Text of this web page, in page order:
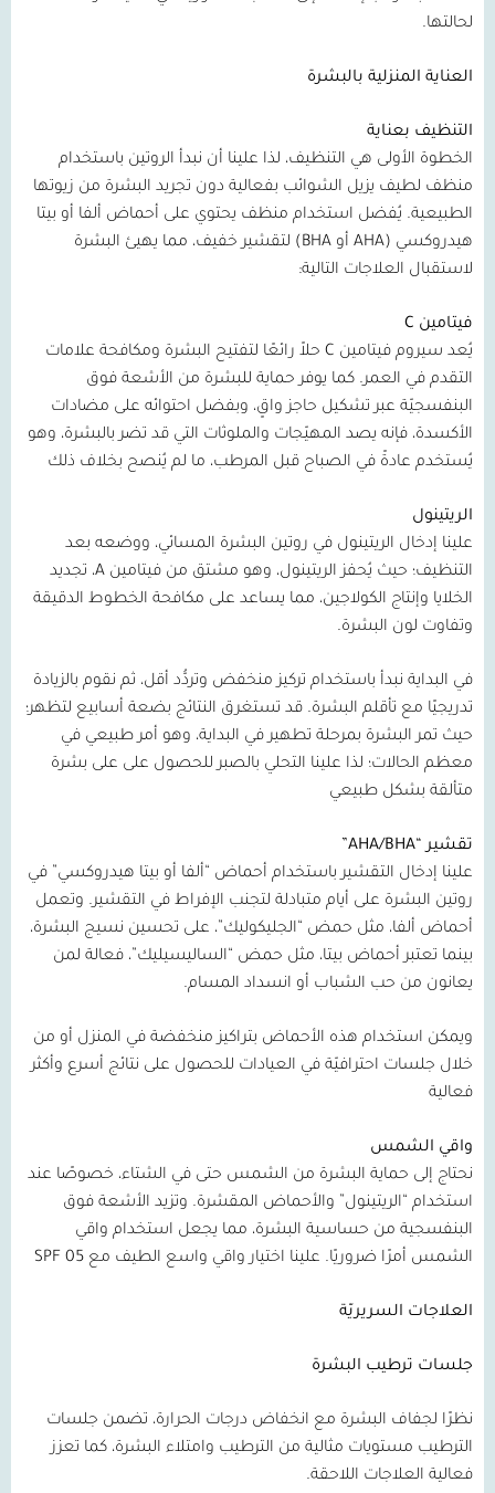
لحالتها.
العناية المنزلية بالبشرة
التنظيف بعناية
الخطوة الأولى هي التنظيف، لذا علينا أن نبدأ الروتين باستخدام
منظف لطيف يزيل الشوائب بفعالية دون تجريد البشرة من زيوتها
الطبيعية. يُفضل استخدام منظف يحتوي على أحماض ألفا أو بيتا
هيدروكسي (AHA أو BHA)
لتقشير خفيف، مما يهيئ البشرة
لاستقبال العلاجات التالية:
فيتامين C
يُعد سيروم فيتامين C حلاً رائعًا لتفتيح البشرة ومكافحة علامات
التقدم في العمر. كما يوفر حماية للبشرة من الأشعة فوق
البنفسجيّة عبر تشكيل حاجز واقٍ، وبفضل احتوائه على مضادات
الأكسدة، فإنه يصد المهيّجات والملوثات التي قد تضر بالبشرة، وهو
يُستخدم عادةً في الصباح قبل المرطب، ما لم يُنصح بخلاف ذلك
الريتينول
علينا إدخال الريتينول في روتين البشرة المسائي، ووضعه بعد
التنظيف؛ حيث يُحفز الريتينول، وهو مشتق من فيتامين A، تجديد
الخلايا وإنتاج الكولاجين، مما يساعد على مكافحة الخطوط الدقيقة
وتفاوت لون البشرة.
في البداية نبدأ باستخدام تركيز منخفض وتردُّد أقل، ثم نقوم بالزيادة
تدريجيًا مع تأقلم البشرة. قد تستغرق النتائج بضعة أسابيع لتظهر؛
حيث تمر البشرة بمرحلة تطهير في البداية، وهو أمر طبيعي في
معظم الحالات؛ لذا علينا التحلي بالصبر للحصول على على بشرة
متألقة بشكل طبيعي
تقشير“AHA/BHA”
علينا إدخال التقشير باستخدام أحماض “ألفا أو بيتا هيدروكسي” في
روتين البشرة على أيام متبادلة لتجنب الإفراط في التقشير. وتعمل
أحماض ألفا، مثل حمض “الجليكوليك”، على تحسين نسيج البشرة،
بينما تعتبر أحماض بيتا، مثل حمض “الساليسيليك”، فعالة لمن
يعانون من حب الشباب أو انسداد المسام.
ويمكن استخدام هذه الأحماض بتراكيز منخفضة في المنزل أو من
خلال جلسات احترافيّة في العيادات للحصول على نتائج أسرع وأكثر
فعالية
واقي الشمس
نحتاج إلى حماية البشرة من الشمس حتى في الشتاء، خصوصًا عند
استخدام “الريتينول” والأحماض المقشرة. وتزيد الأشعة فوق
البنفسجية من حساسية البشرة، مما يجعل استخدام واقي
الشمس أمرًا ضروريًا. علينا اختيار واقي واسع الطيف مع 05 SPF
العلاجات السريريّة
جلسات ترطيب البشرة
نظرًا لجفاف البشرة مع انخفاض درجات الحرارة، تضمن جلسات
الترطيب مستويات مثالية من الترطيب وامتلاء البشرة، كما تعزز
فعالية العلاجات اللاحقة.